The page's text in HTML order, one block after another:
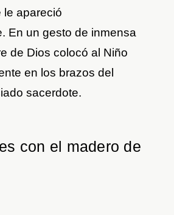
le apareció
En un gesto de inmensa
de Dios colocó al Niño
en los brazos del
sacerdote.
con el madero de